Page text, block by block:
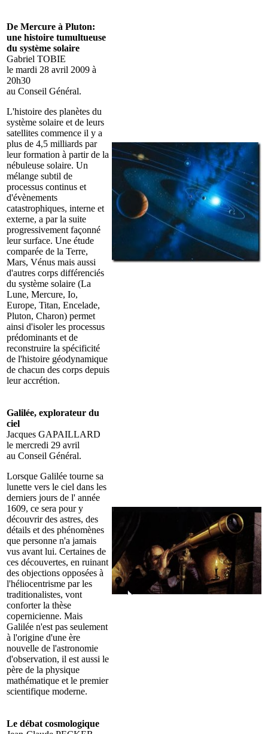
De Mercure à Pluton:
une histoire tumultueuse
du système solaire
Gabriel TOBIE
le mardi 28 avril 2009 à
20h30
au Conseil Général.
L'histoire des planètes du
système solaire et de leurs
satellites commence il y a
plus de 4,5 milliards par
leur formation à partir de la
nébuleuse solaire. Un
mélange subtil de
processus continus et
d'évènements
catastrophiques, interne et
externe, a par la suite
progressivement façonné
leur surface. Une étude
comparée de la Terre,
Mars, Vénus mais aussi
d'autres corps différenciés
du système solaire (La
Lune, Mercure, Io,
Europe, Titan, Encelade,
Pluton, Charon) permet
ainsi d'isoler les processus
prédominants et de
reconstruire la spécificité
de l'histoire géodynamique
de chacun des corps depuis
leur accrétion.
Galilée, explorateur du
ciel
Jacques GAPAILLARD
le mercredi 29 avril
au Conseil Général.
Lorsque Galilée tourne sa
lunette vers le ciel dans les
derniers jours de l' année
1609, ce sera pour y
découvrir des astres, des
détails et des phénomènes
que personne n'a jamais
vus avant lui. Certaines de
ces découvertes, en ruinant
des objections opposées à
l'héliocentrisme par les
traditionalistes, vont
conforter la thèse
copernicienne. Mais
Galilée n'est pas seulement
à l'origine d'une ère
nouvelle de l'astronomie
d'observation, il est aussi le
père de la physique
mathématique et le premier
scientifique moderne.
Le débat cosmologique